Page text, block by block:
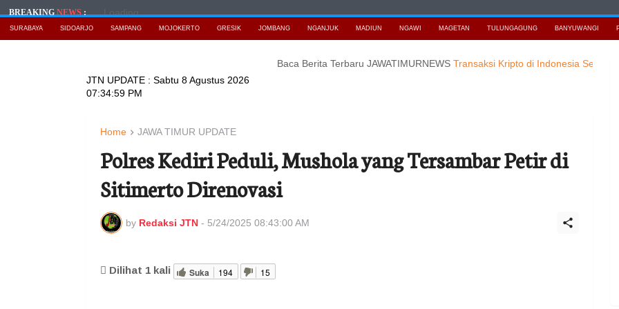
BREAKINGNEWS: Loading...
SURABAYA SIDOARJO SAMPANG MOJOKERTO GRESIK JOMBANG NGANJUK MADIUN NGAWI MAGETAN TULUNGAGUNG BANYUWANGI
Baca Berita Terbaru JAWATIMURNEWSTransaksi Kripto di Indonesia Selalu Tembus
JTN UPDATE : Sabtu 8 Agustus 2026
07:35:00 PM
Home JAWA TIMUR UPDATE
Polres Kediri Peduli, Mushola yang Tersambar Petir di
Sitimerto Direnovasi
by Redaksi JTN - 5/24/2025 08:43:00 AM
Dilihat 1 kali Suka 194 15